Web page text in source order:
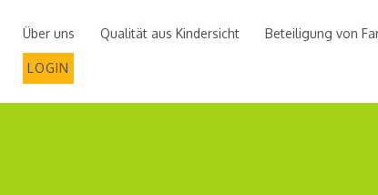
Über uns Qualität aus Kindersicht Beteiligung von
LOGIN